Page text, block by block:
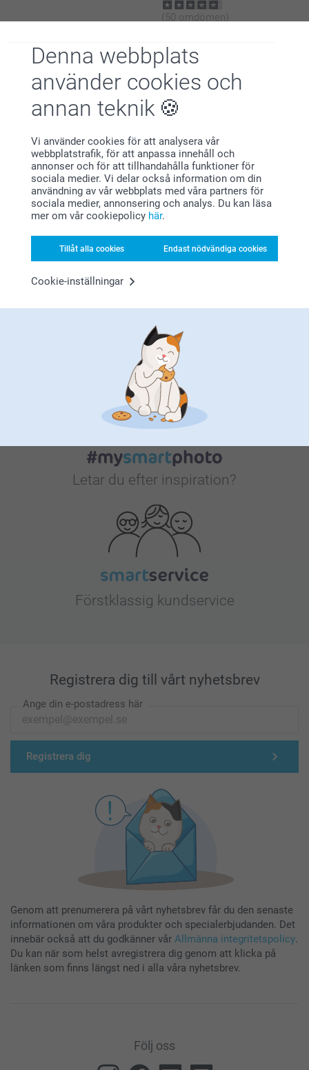
Denna webbplats
använder cookies och
annan teknik
Vi använder cookies för att analysera vår
webbplatstrafik, för att anpassa innehåll och
annonser och för att tillhandahålla funktioner för
sociala medier. Vi delar också information om din
användning av vår webbplats med våra partners för
sociala medier, annonsering och analys. Du kan läsa
mer om vår cookiepolicy här.
Tillåt alla cookies Endast nödvändiga cookies
Cookie-inställningar
(50 omdömen)
Varförsmartphoto
Nöjd kundgaranti
Bonus på alla dina köp
Letar du efter inspiration?
Förstklassig kundservice
Registrera dig till vårt nyhetsbrev
Ange din e-postadress här
Registrera dig
Genom att prenumerera på vårt nyhetsbrev får du den senaste
informationen om våra produkter och specialerbjudanden. Det
innebär också att du godkänner vår Allmänna integritetspolicy.
Du kan när som helst avregistrera dig genom att klicka på
länken som finns längst ned i alla våra nyhetsbrev.
Följ oss